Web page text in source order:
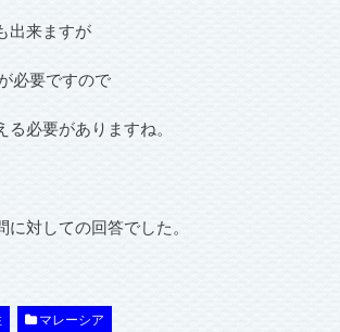
出来ますが
必要ですので
必要がありますね。
対しての回答でした。
マレーシア